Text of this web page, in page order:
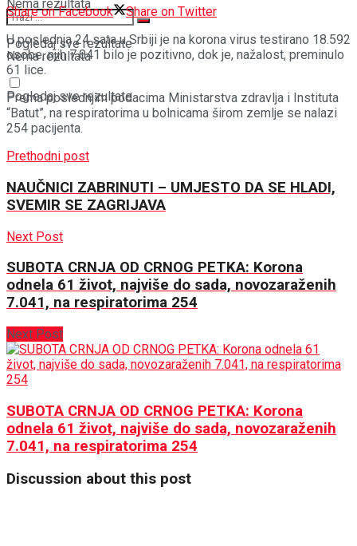
Nema rezultata
Pogledaj sve rezultate
Nema rezultata
Pogledaj sve rezultate
Share on Facebook
Share on Twitter
U poslednja 24 sata u Srbiji je na korona virus testirano 18.592
osobe, njih 7.041 bilo je pozitivno, dok je, nažalost, preminulo
61 lice.
Prema poslednjim podacima Ministarstva zdravlja i Instituta
“Batut”, na respiratorima u bolnicama širom zemlje se nalazi
254 pacijenta.
Prethodni post
NAUČNICI ZABRINUTI – UMJESTO DA SE HLADI,
SVEMIR SE ZAGRIJAVA
Next Post
SUBOTA CRNJA OD CRNOG PETKA: Korona
odnela 61 život, najviše do sada, novozaraženih
7.041, na respiratorima 254
Next Post
SUBOTA CRNJA OD CRNOG PETKA: Korona
odnela 61 život, najviše do sada, novozaraženih
7.041, na respiratorima 254
Discussion about this post